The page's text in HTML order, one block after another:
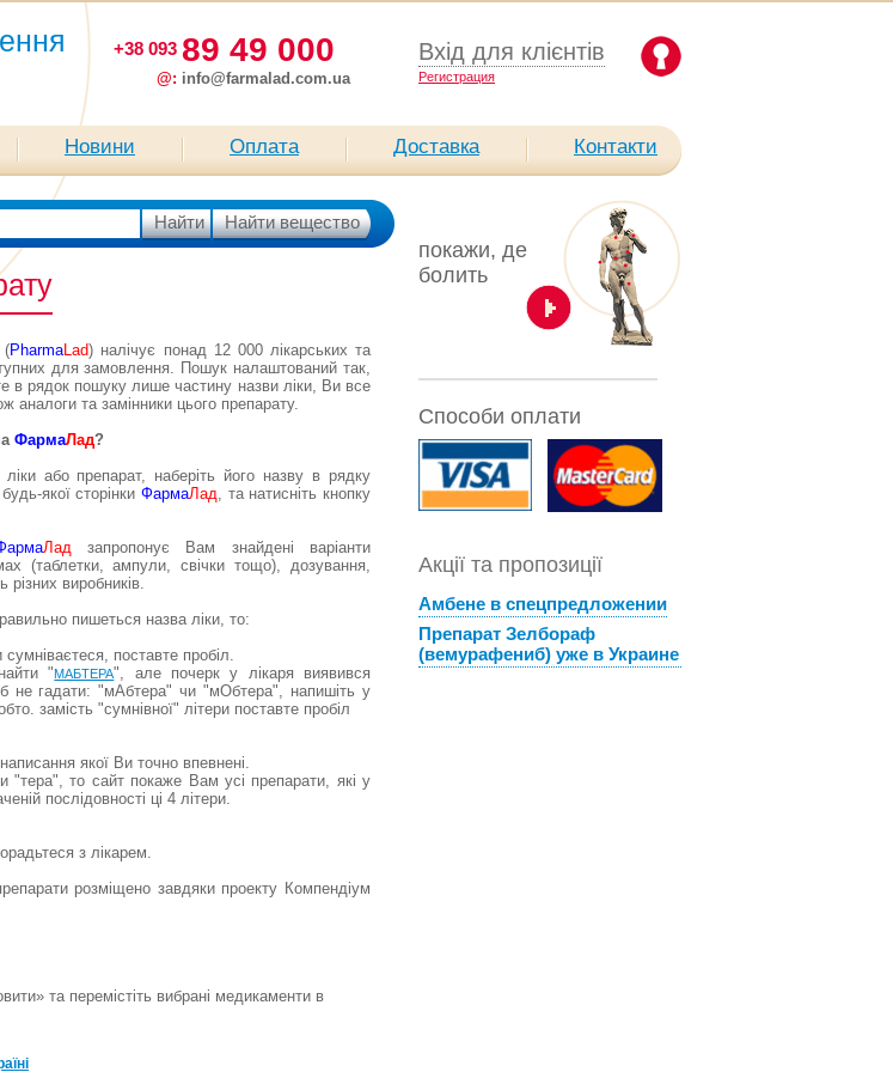
+38 093 89 49 000
@: info@farmalad.com.ua
Вхід для клієнтів
Pегистрация
Новини Оплата Доставка Контакти
(PharmaLad) налічує понад 12 000 лікарських та
для замовлення. Пошук налаштований так,
в рядок пошуку лише частину назви ліки, Ви все
аналоги та замінники цього препарату.
ФармаЛад?
або препарат, наберіть його назву в рядку
якої сторінки ФармаЛад, та натисніть кнопку
Ладзапропонує Вам знайдені варіанти
(таблетки, ампули, свічки тощо), дозування,
різних виробників.
пишеться назва ліки, то:
сумніваєтеся, поставте пробіл.
"МАБТЕРА", але почерк у лікаря виявився
не гадати: "мАбтера" чи "мОбтера", напишіть у
замість "сумнівної" літери поставте пробіл
якої Ви точно впевнені.
"тера", то сайт покаже Вам усі препарати, які у
послідовності ці 4 літери.
з лікарем.
розміщено завдяки проекту Компендіум
та перемістіть вибрані медикаменти в
покажи, де
болить
Способи оплати
Акції та пропозиції
Амбене в спецпредложении
Препарат Зелбораф
(вемурафениб) уже в Украине